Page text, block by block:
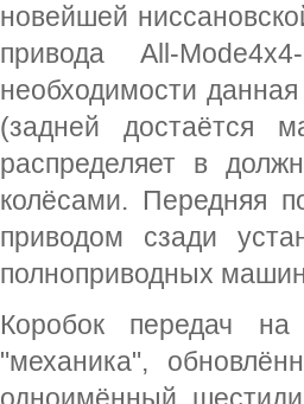
новейшей
привода All-
необходимости
(задней достаётся
распределяет в
колёсами. Передняя
приводом сзади
полноприводных
Коробок передач
"механика",